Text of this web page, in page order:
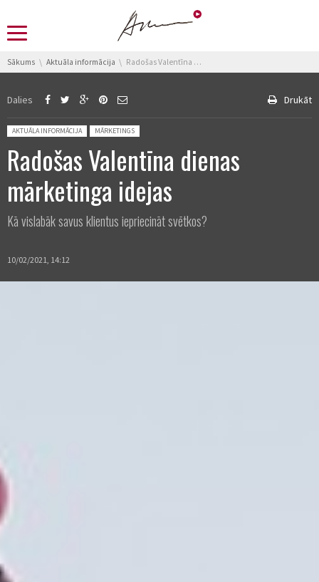
You are here:
Sākums Aktuāla informācija Radošas Valentīna dienas mārketinga idejas
Dalies Drukāt
Posted in:
AKTUĀLA INFORMĀCIJA MĀRKETINGS
Radošas Valentīna dienas
mārketinga idejas
Kā vislabāk savus klientus iepriecināt svētkos?
10/02/2021, 14:12